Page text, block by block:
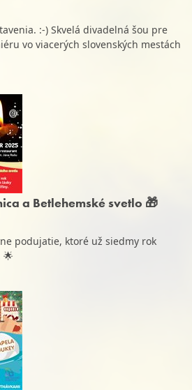
:-) Skvelá divadelná šou pre
vo viacerých slovenských mestách
a Betlehemské svetlo 🎁
podujatie, ktoré už siedmy rok